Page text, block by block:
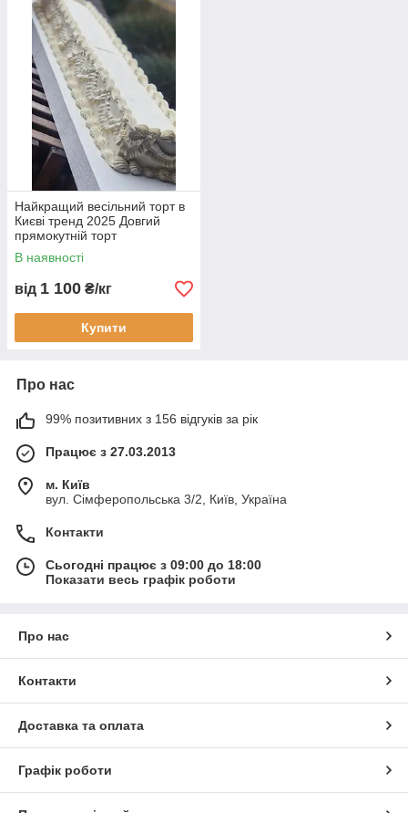
Найкращий весільний торт в
Києві тренд 2025 Довгий
прямокутній торт
В наявності
від 1 100 ₴/кг
Купити
Про нас
99% позитивних з 156 відгуків за рік
Працює з 27.03.2013
м. Київ
вул. Сімферопольська 3/2, Київ, Україна
Контакти
Сьогодні працює з 09:00 до 18:00
Показати весь графік роботи
Про нас
Контакти
Доставка та оплата
Графік роботи